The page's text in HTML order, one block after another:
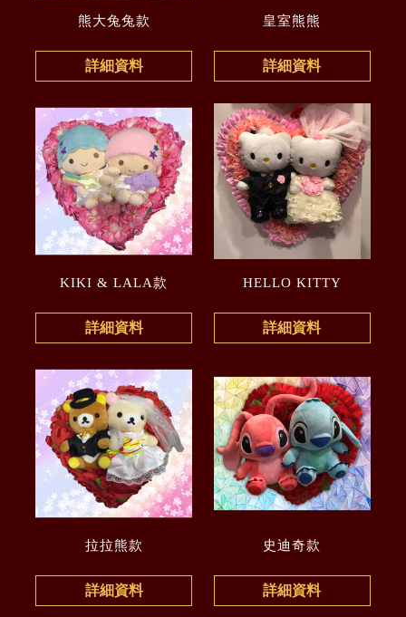
熊大兔兔款
詳細資料
皇室熊熊
詳細資料
KIKI & LALA款
詳細資料
HELLO KITTY
詳細資料
拉拉熊款
詳細資料
史迪奇款
詳細資料